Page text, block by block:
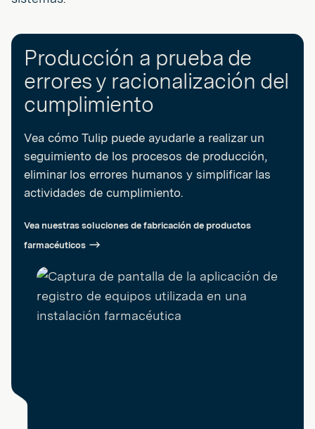
Producción a prueba de
errores y racionalización del
cumplimiento
Vea cómo Tulip puede ayudarle a realizar un
seguimiento de los procesos de producción,
eliminar los errores humanos y simplificar las
actividades de cumplimiento.
Vea nuestras soluciones de fabricación de productos
farmacéuticos